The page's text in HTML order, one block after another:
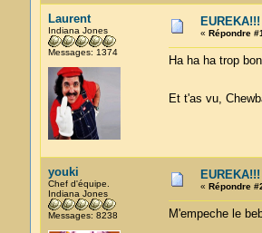
Laurent
Indiana Jones
Messages: 1374
« Répondre
Ha ha ha trop
Et t'as vu,
youki
Chef d'équipe.
Indiana Jones
Messages: 8238
« Répondre
M'empeche le